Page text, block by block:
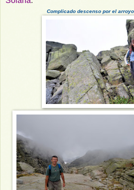
Complicado descenso por el